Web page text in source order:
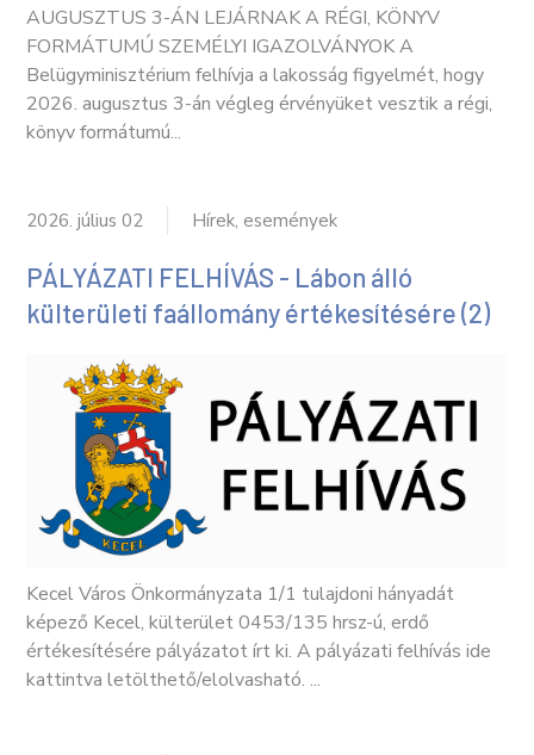
AUGUSZTUS 3-ÁN LEJÁRNAK A RÉGI, KÖNYV
FORMÁTUMÚ SZEMÉLYI IGAZOLVÁNYOK A
Belügyminisztérium felhívja a lakosság figyelmét, hogy
2026. augusztus 3-án végleg érvényüket vesztik a régi,
könyv formátumú...
2026. július 02 Hírek, események
PÁLYÁZATI FELHÍVÁS - Lábon álló
külterületi faállomány értékesítésére (2)
Kecel Város Önkormányzata 1/1 tulajdoni hányadát
képező Kecel, külterület 0453/135 hrsz-ú, erdő
értékesítésére pályázatot írt ki. A pályázati felhívás ide
kattintva letölthető/elolvasható. ...